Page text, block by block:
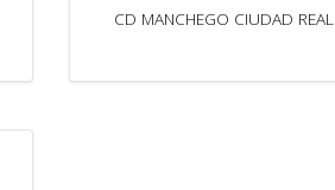
CD MANCHEGO CIUDAD REAL